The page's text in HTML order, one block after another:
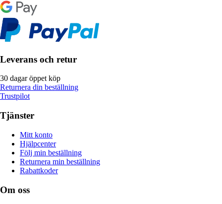
Leverans och retur
30 dagar öppet köp
Returnera din beställning
Trustpilot
Tjänster
Mitt konto
Hjälpcenter
Följ min beställning
Returnera min beställning
Rabattkoder
Om oss